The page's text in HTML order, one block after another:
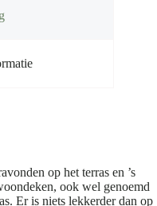
op het terras en ’s
ook wel genoemd
Er is niets lekkerder dan op